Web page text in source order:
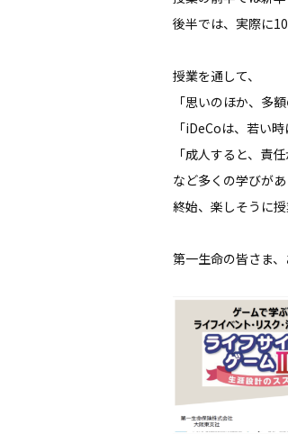
後半では、実際に
授業を通して、
「思いのほか、多
「iDeCoは、若い
「成人すると、責
など多くの学びがあ
終始、楽しそうに
第一生命の皆さま、